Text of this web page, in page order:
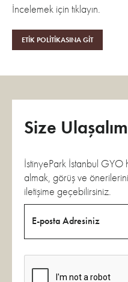
İncelemek için tıklayın.
ETİK POLİTİKASINA GİT
Size Ulaşalım
İstinyePark İstanbul
almak, görüş ve
iletişime geçebilirsiniz.
E-posta Adresiniz